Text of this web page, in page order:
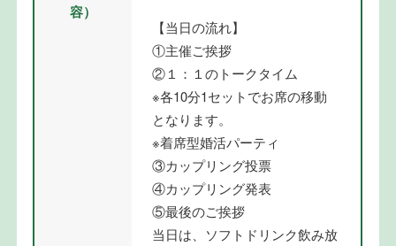
容）
【当日の流れ】
①主催ご挨拶
②１：１のトークタイム
※各10分1セットでお席の移動
となります。
※着席型婚活パーティ
③カップリング投票
④カップリング発表
⑤最後のご挨拶
当日は、ソフトドリンク飲み放